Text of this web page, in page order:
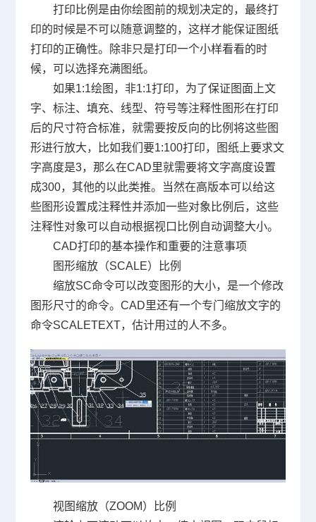
打印比例是由你绘图前的规划决定的，最终打
印的时候是不可以随意调整的，这样才能保证图纸
打印的正确性。除非只是打印一个小样看看的时
候，可以选择充满图纸。
如果1:1绘图，非1:1打印，为了保证图面上文
字、标注、填充、线型、符号等注释性图形在打印
后的尺寸符合标准，就需要按反向的比例将这些图
形进行放大，比如我们要1:100打印，图纸上要求文
字高度是3，那么在CAD里就需要将文字高度设置
成300，其他的以此类推。当然在高版本可以给这
些图形设置成注释性并添加一些对象比例后，这些
注释性对象可以自动根据视口比例自动调整大小。
CAD打印的基本操作和重要的注意事项
图形缩放（SCALE）比例
缩放SC命令可以改变图形的大小，是一个修改
图形尺寸的命令。 CAD里还有一个专门缩放文字的
命令SCALETEXT，估计用过的人不多。
视图缩放（ZOOM）比例